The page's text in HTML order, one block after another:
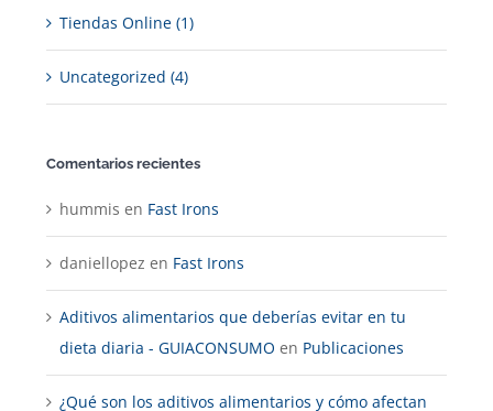
Tiendas Online (1)
Uncategorized (4)
Comentarios recientes
hummis en Fast Irons
daniellopez en Fast Irons
Aditivos alimentarios que deberías evitar en tu
dieta diaria - GUIACONSUMO en Publicaciones
¿Qué son los aditivos alimentarios y cómo afectan